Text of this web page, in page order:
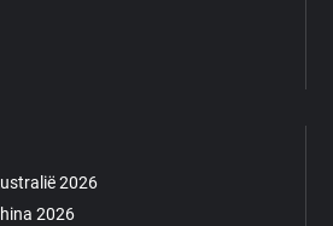
2026
2026